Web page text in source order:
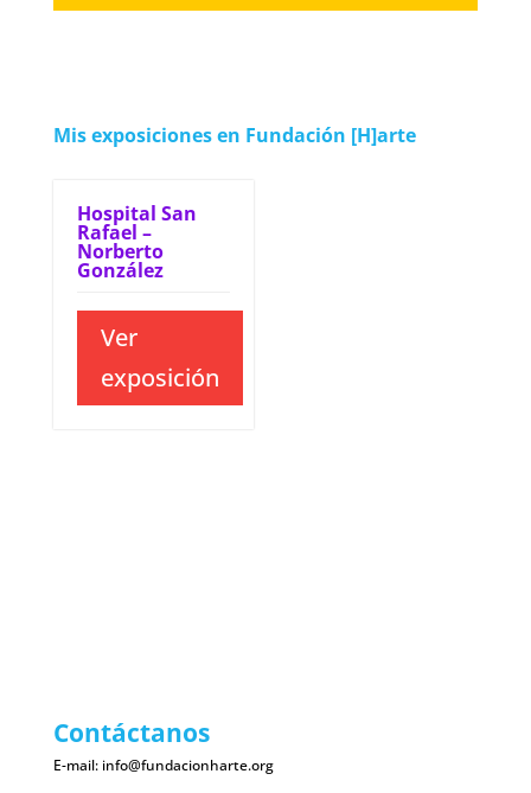
Mis exposiciones en Fundación [H]arte
Hospital San
Rafael –
Norberto
González
Ver
exposición
Contáctanos
E-mail: info@fundacionharte.org